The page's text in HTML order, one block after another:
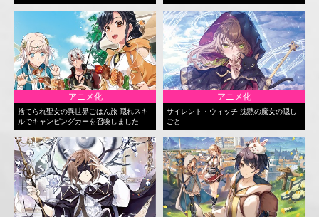
アニメ化
捨てられ聖女の異世界ごはん旅 隠れスキ
ルでキャンピングカーを召喚しました
アニメ化
サイレント・ウィッチ 沈黙の魔女の隠し
ごと